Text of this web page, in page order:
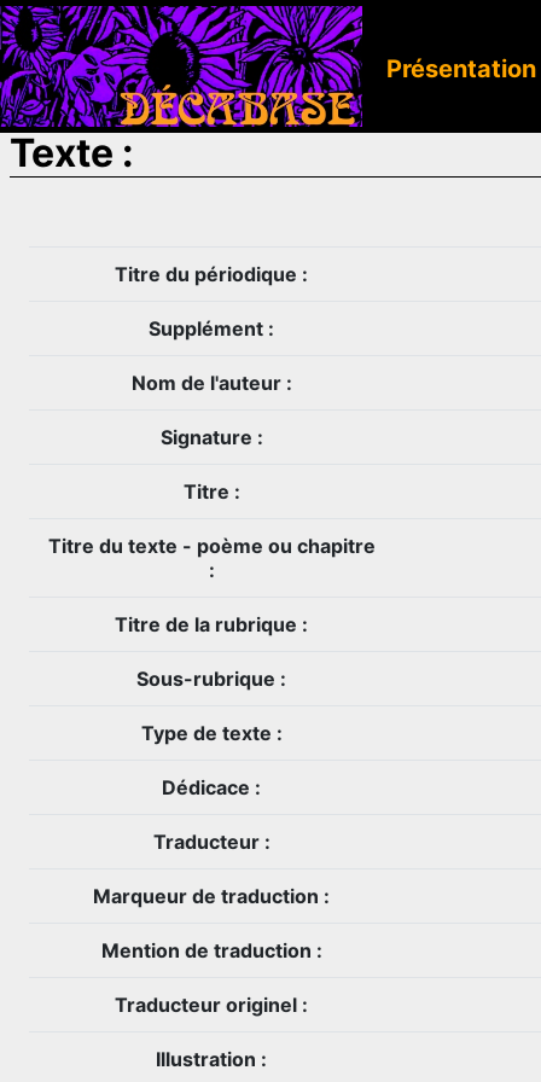
Présentation
Texte :
Titre du périodique :
Supplément :
Nom de l'auteur :
Signature :
Titre :
Titre du texte - poème ou chapitre
:
Titre de la rubrique :
Sous-rubrique :
Type de texte :
Dédicace :
Traducteur :
Marqueur de traduction :
Mention de traduction :
Traducteur originel :
Illustration :